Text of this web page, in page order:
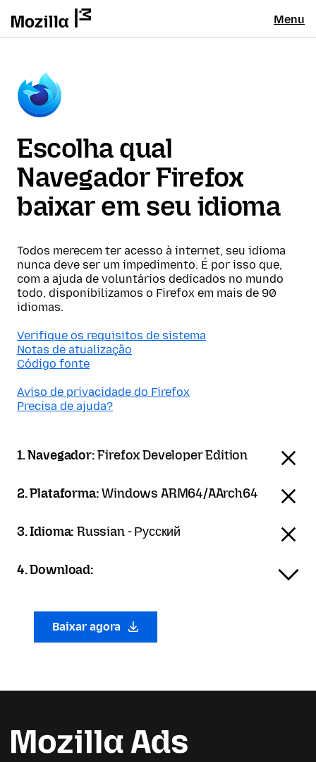
Menu
Escolha qual
Navegador Firefox
baixar em seu idioma
Todos merecem ter acesso à internet, seu idioma
nunca deve ser um impedimento. É por isso que,
com a ajuda de voluntários dedicados no mundo
todo, disponibilizamos o Firefox em mais de 90
idiomas.
Verifique os requisitos de sistema
Notas de atualização
Código fonte
Aviso de privacidade do Firefox
Precisa de ajuda?
1. Navegador:Firefox Developer Edition
2. Plataforma:Windows ARM64/AArch64
3. Idioma:Russian - Русский
4. Download:
Baixar agora